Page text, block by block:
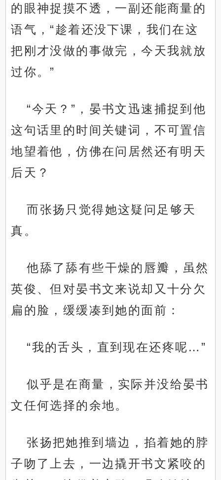
的眼神捉摸不透，一副还能商量的
语气，“趁着还没下课，我们在这
把刚才没做的事做完，今天我就放
过你。”
“今天？”，晏书文迅速捕捉到他
这句话里的时间关键词，不可置信
地望着他，仿佛在问居然还有明天
后天？
而张扬只觉得她这疑问足够天
真。
他舔了舔有些干燥的唇瓣，虽然
英俊、但对晏书文来说却又十分欠
扁的脸，缓缓凑到她的面前：
“我的舌头，直到现在还疼呢…”
似乎是在商量，实际并没给晏书
文任何选择的余地。
张扬把她推到墙边，掐着她的脖
子吻了上去，一边撬开书文紧咬的